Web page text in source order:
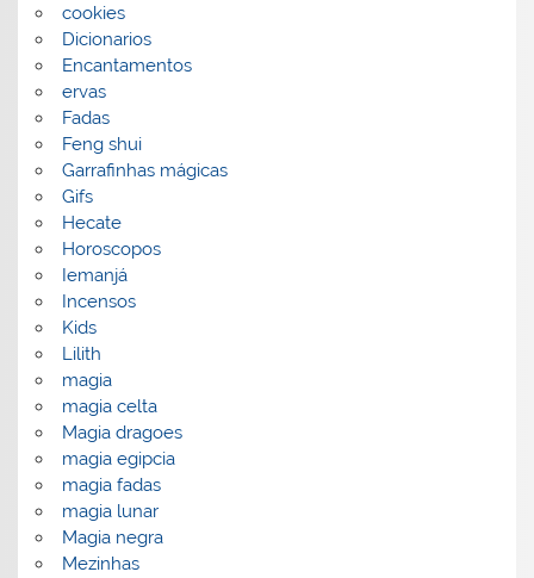
cookies
Dicionarios
Encantamentos
ervas
Fadas
Feng shui
Garrafinhas mágicas
Gifs
Hecate
Horoscopos
Iemanjá
Incensos
Kids
Lilith
magia
magia celta
Magia dragoes
magia egipcia
magia fadas
magia lunar
Magia negra
Mezinhas